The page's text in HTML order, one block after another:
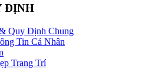
ĐỊNH
Quy Định Chung
Tin Cá Nhân
Trang Trí